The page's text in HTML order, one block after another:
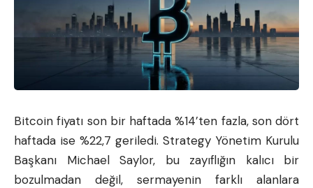
Bitcoin fiyatı son bir haftada %14’ten fazla, son dört
haftada ise %22,7 geriledi. Strategy Yönetim Kurulu
Başkanı Michael Saylor, bu zayıflığın kalıcı bir
bozulmadan değil, sermayenin farklı alanlara